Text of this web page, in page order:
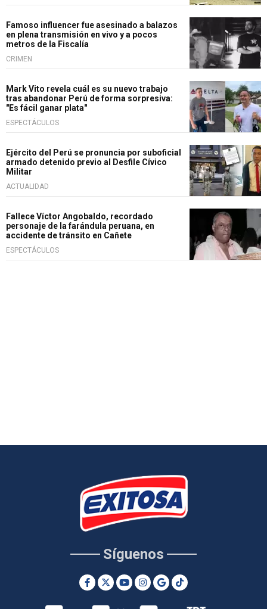
Famoso influencer fue asesinado a balazos
en plena transmisión en vivo y a pocos
metros de la Fiscalía
CRIMEN
Mark Vito revela cuál es su nuevo trabajo
tras abandonar Perú de forma sorpresiva:
"Es fácil ganar plata"
ESPECTÁCULOS
Ejército del Perú se pronuncia por suboficial
armado detenido previo al Desfile Cívico
Militar
ACTUALIDAD
Fallece Víctor Angobaldo, recordado
personaje de la farándula peruana, en
accidente de tránsito en Cañete
ESPECTÁCULOS
Síguenos